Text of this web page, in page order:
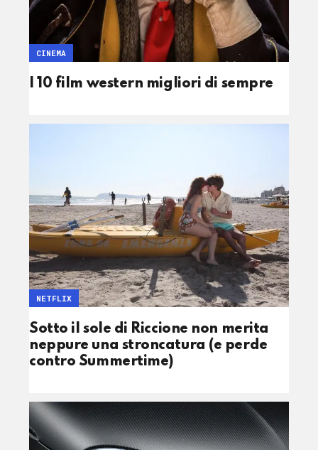
I 10 film western migliori di sempre
CINEMA
Sotto il sole di Riccione non merita
neppure una stroncatura (e perde
contro Summertime)
NETFLIX